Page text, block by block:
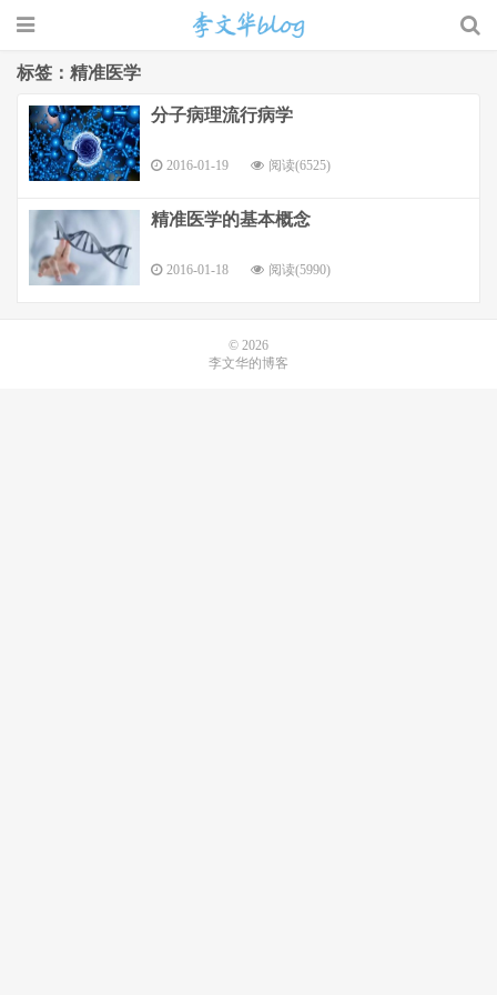
标签：精准医学
分子病理流行病学
2016-01-19 阅读(6525)
精准医学的基本概念
2016-01-18 阅读(5990)
© 2026
李文华的博客